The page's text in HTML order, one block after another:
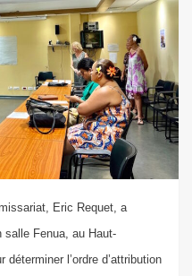
Eric Requet, a
salle Fenua, au Haut-
l’ordre d’attribution